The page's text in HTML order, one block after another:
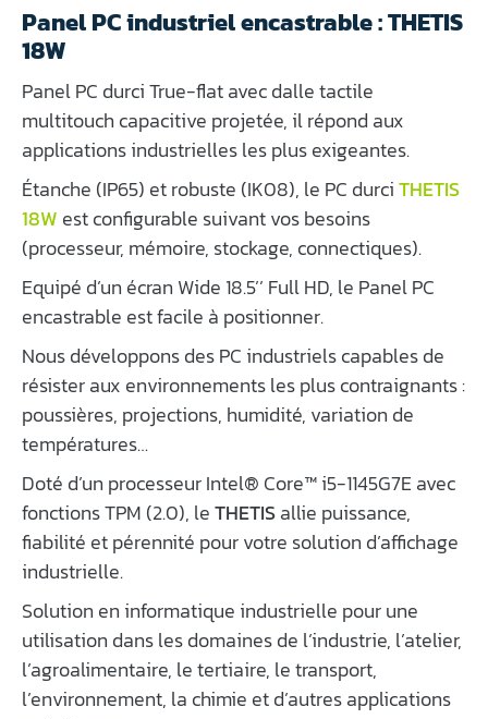
Panel PC industriel encastrable : THETIS
18W
Panel PC durci True-flat avec dalle tactile
multitouch capacitive projetée, il répond aux
applications industrielles les plus exigeantes.
Étanche (IP65) et robuste (IK08), le PC durciTHETIS
18W est configurable suivant vos besoins
(processeur, mémoire, stockage, connectiques).
Equipé d’un écran Wide 18.5’’ Full HD, le Panel PC
encastrable est facile à positionner.
Nous développons des PC industriels capables de
résister aux environnements les plus contraignants :
poussières, projections, humidité, variation de
températures…
Doté d’un processeur Intel® Core™ i5-1145G7E avec
fonctions TPM (2.0), leTHETISallie puissance,
fiabilité et pérennité pour votre solution d’affichage
industrielle.
Solution en informatique industrielle pour une
utilisation dans les domaines de l’industrie, l’atelier,
l’agroalimentaire, le tertiaire, le transport,
l’environnement, la chimie et d’autres applications